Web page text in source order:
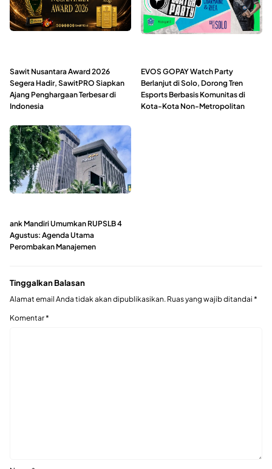
Sawit Nusantara Award 2026
Segera Hadir, SawitPRO Siapkan
Ajang Penghargaan Terbesar di
Indonesia
EVOS GOPAY Watch Party
Berlanjut di Solo, Dorong Tren
Esports Berbasis Komunitas di
Kota-Kota Non-Metropolitan
ank Mandiri Umumkan RUPSLB 4
Agustus: Agenda Utama
Perombakan Manajemen
Tinggalkan Balasan
Alamat email Anda tidak akan dipublikasikan. Ruas yang wajib ditandai *
Komentar*